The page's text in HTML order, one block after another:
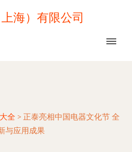
海）有限公司
全 > 正泰亮相中国电器文化节 全
与应用成果